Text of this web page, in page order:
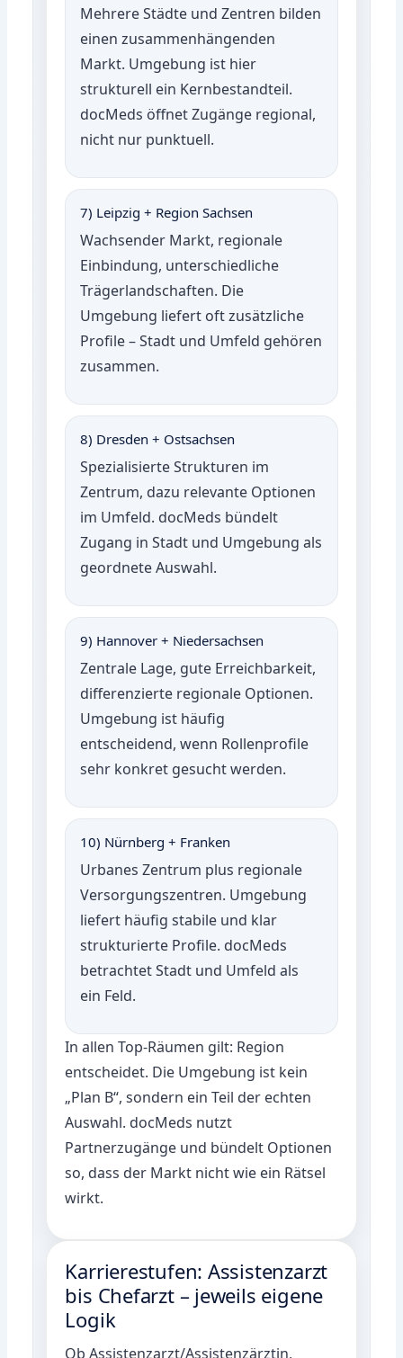
Mehrere Städte und Zentren bilden
einen zusammenhängenden
Markt. Umgebung ist hier
strukturell ein Kernbestandteil.
docMeds öffnet Zugänge regional,
nicht nur punktuell.
7) Leipzig + Region Sachsen
Wachsender Markt, regionale
Einbindung, unterschiedliche
Trägerlandschaften. Die
Umgebung liefert oft zusätzliche
Profile – Stadt und Umfeld gehören
zusammen.
8) Dresden + Ostsachsen
Spezialisierte Strukturen im
Zentrum, dazu relevante Optionen
im Umfeld. docMeds bündelt
Zugang in Stadt und Umgebung als
geordnete Auswahl.
9) Hannover + Niedersachsen
Zentrale Lage, gute Erreichbarkeit,
differenzierte regionale Optionen.
Umgebung ist häufig
entscheidend, wenn Rollenprofile
sehr konkret gesucht werden.
10) Nürnberg + Franken
Urbanes Zentrum plus regionale
Versorgungszentren. Umgebung
liefert häufig stabile und klar
strukturierte Profile. docMeds
betrachtet Stadt und Umfeld als
ein Feld.
In allen Top-Räumen gilt: Region
entscheidet. Die Umgebung ist kein
„Plan B“, sondern ein Teil der echten
Auswahl. docMeds nutzt
Partnerzugänge und bündelt Optionen
so, dass der Markt nicht wie ein Rätsel
wirkt.
Karrierestufen: Assistenzarzt
bis Chefarzt – jeweils eigene
Logik
Ob Assistenzarzt/Assistenzärztin,